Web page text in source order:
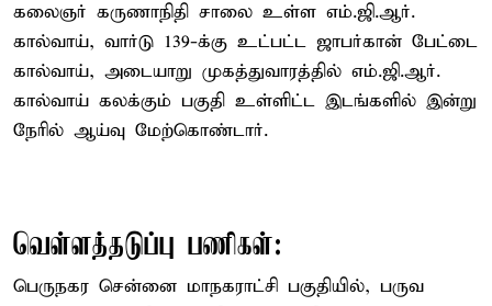
கலைஞர் கருணாநிதி சாலை உள்ள எம்.ஜி.ஆர்.
கால்வாய், வார்டு 139-க்கு உட்பட்ட ஜாபர்கான் பேட்டை
கால்வாய், அடையாறு முகத்துவாரத்தில் எம்.ஜி.ஆர்.
கால்வாய் கலக்கும் பகுதி உள்ளிட்ட இடங்களில் இன்று
நேரில் ஆய்வு மேற்கொண்டார்.
வெள்ளத்தடுப்பு பணிகள்:
பெருநகர சென்னை மாநகராட்சி பகுதியில், பருவ